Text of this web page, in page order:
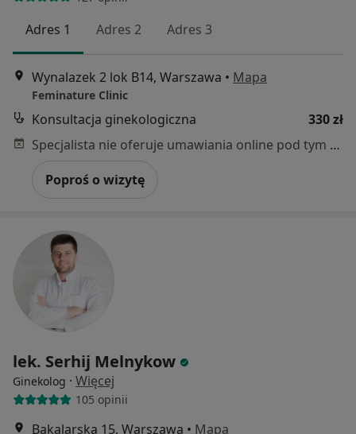
Adres 1 Adres 2 Adres 3
Wynalazek 2 lok B14, Warszawa • Mapa
Feminature Clinic
Konsultacja ginekologiczna
330 zł
Specjalista nie oferuje umawiania online pod tym adresem.
Poproś o wizytę
lek. Serhij Melnykow
Ginekolog · Więcej
105 opinii
Bakalarska 15, Warszawa • Mapa